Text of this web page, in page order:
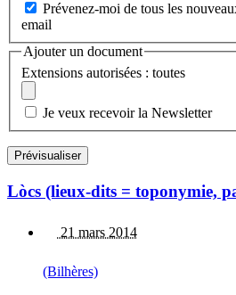
Prévenez-moi de tous les
email
Ajouter un document
Extensions autorisées : toutes
Je veux recevoir la Newsletter
Lòcs (lieux-dits = toponymie,
21 mars 2014
(Bilhères)